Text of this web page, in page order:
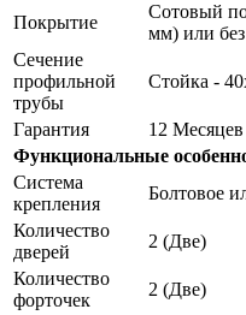
Покрытие
Сотовый
мм) или без
Сечение
профильной
трубы
Стойка -
Гарантия
12 Месяцев
Функциональные
Система
крепления
Болтовое
Количество
дверей
2 (Две)
Количество
форточек
2 (Две)